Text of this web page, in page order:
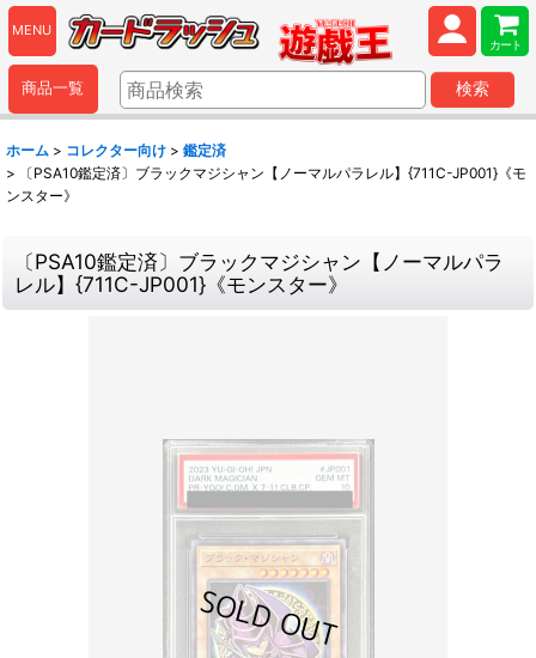
MENU
カート
商品一覧 検索
ホーム > コレクター向け > 鑑定済
>
〔PSA10鑑定済〕ブラックマジシャン【ノーマルパラレル】{711C-JP001}《モ
ンスター》
〔PSA10鑑定済〕ブラックマジシャン【ノーマルパラ
レル】{711C-JP001}《モンスター》